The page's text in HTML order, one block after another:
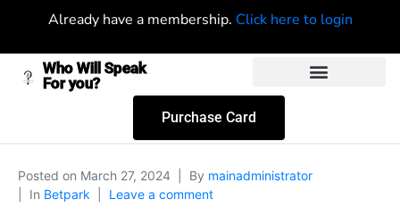
Already have a membership. Click here to login
Who Will Speak
For you?
Purchase Card
Posted on March 27, 2024 By mainadministrator
In Betpark Leave a comment